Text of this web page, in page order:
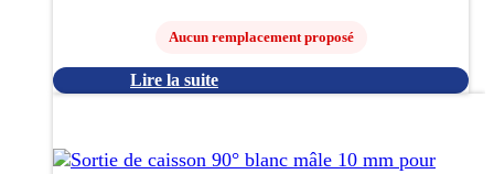
Aucun remplacement proposé
Lire la suite